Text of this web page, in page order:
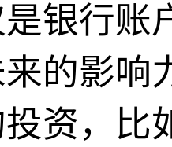
银行账
的影响
资，比